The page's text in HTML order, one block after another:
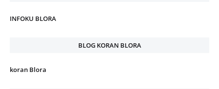
INFOKU BLORA
BLOG KORAN BLORA
koran Blora